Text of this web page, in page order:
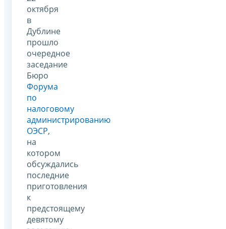
октября
в
Дублине
прошло
очередное
заседание
Бюро
Форума
по
налоговому
администрированию
ОЭСР,
на
котором
обсуждались
последние
приготовления
к
предстоящему
девятому